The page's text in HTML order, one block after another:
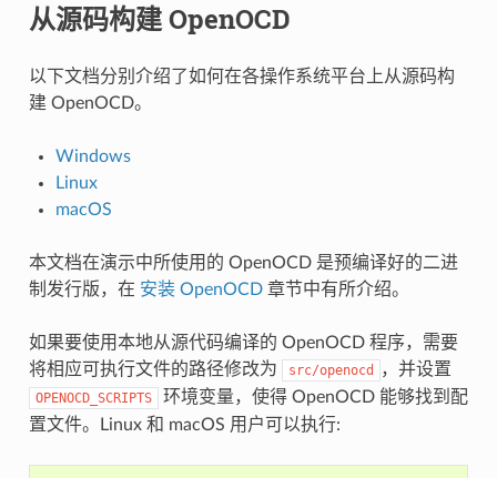
从源码构建 OpenOCD
以下文档分别介绍了如何在各操作系统平台上从源码构
建 OpenOCD。
Windows
Linux
macOS
本文档在演示中所使用的 OpenOCD 是预编译好的二进
制发行版，在 安装 OpenOCD章节中有所介绍。
如果要使用本地从源代码编译的 OpenOCD 程序，需要
将相应可执行文件的路径修改为
src/openocd ，并设置
OPENOCD_SCRIPTS
环境变量，使得 OpenOCD 能够找到配
置文件。Linux 和 macOS 用户可以执行: